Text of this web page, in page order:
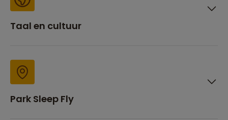
Taal en cultuur
Park Sleep Fly